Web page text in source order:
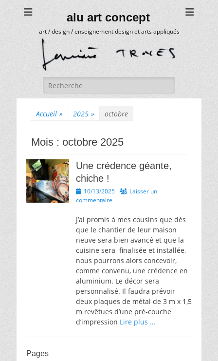
alu art concept
art / design / enseignement design et arts appliqués
Rechercher :
Accueil » 2025 » octobre
Mois : octobre 2025
Une crédence géante,
chiche !
Posted
on
10/13/2025
Laisser un
commentaire
J’ai promis à mes cousins que dès
que le chantier de leur maison
neuve sera bien avancé et que la
cuisine sera finalisée et installée,
nous pourrons alors concevoir,
comme convenu, une crédence en
aluminium. Le décor sera
personnalisé. Il faudra prévoir
deux plaques de métal de 3 m x 1,5
m revêtues d’une pré-couche
d’impression Lire plus …
Pages